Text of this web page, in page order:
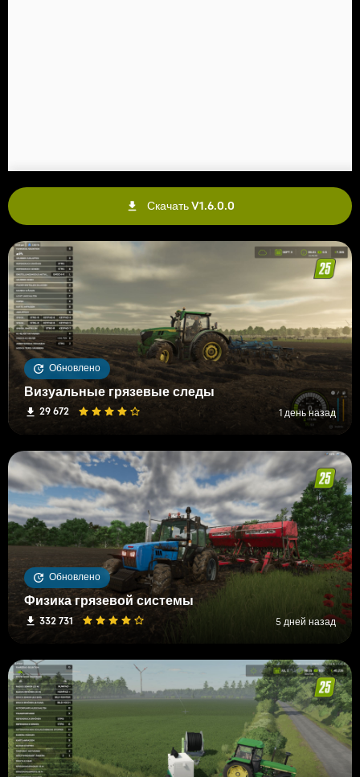
Скачать V1.6.0.0
Обновлено
Визуальные грязевые следы
29 672 1 день назад
Обновлено
Физика грязевой системы
332 731 5 дней назад